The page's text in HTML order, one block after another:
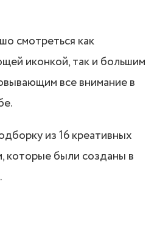
смотреться как
иконкой, так и большим
все внимание в
из 16 креативных
которые были созданы в